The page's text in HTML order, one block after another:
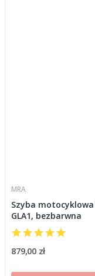
MRA
Szyba motocyklowa
GLA1, bezbarwna
879,00 zł